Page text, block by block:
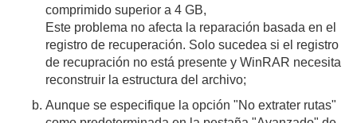
comprimido superior a 4 GB,
Este problema no afecta la reparación basada en el
registro de recuperación. Solo sucedea si el registro
de recupración no está presente y WinRAR necesita
reconstruir la estructura del archivo;
Aunque se especifique la opción "No extrater rutas"